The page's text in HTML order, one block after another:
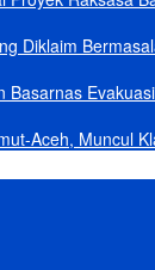
Diklaim
Basarnas
Aceh, Muncul